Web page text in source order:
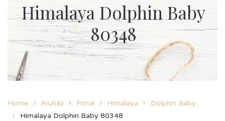
Himalaya Dolphin Baby
80348
Home Áruház Fonal Himalaya
Dolphin Baby
Himalaya Dolphin Baby 80348